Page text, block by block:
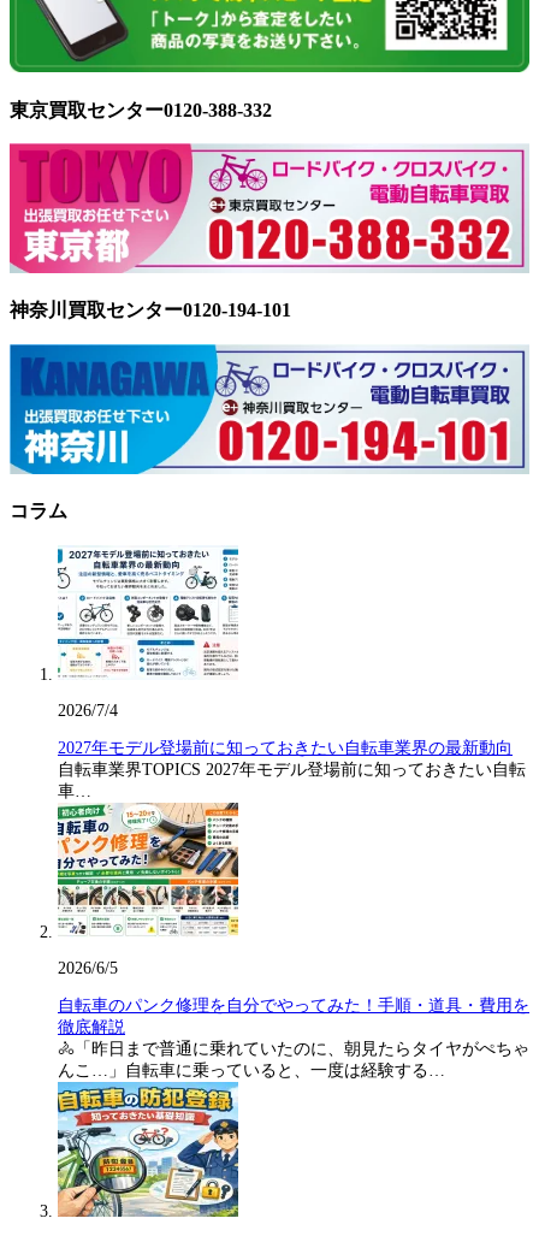
東京買取センター0120-388-332
神奈川買取センター0120-194-101
コラム
2026/7/4
2027年モデル登場前に知っておきたい自転車業界の最新動向
自転車業界TOPICS 2027年モデル登場前に知っておきたい自転
車…
2026/6/5
自転車のパンク修理を自分でやってみた！手順・道具・費用を
徹底解説
🚴「昨日まで普通に乗れていたのに、朝見たらタイヤがぺちゃ
んこ…」自転車に乗っていると、一度は経験する…